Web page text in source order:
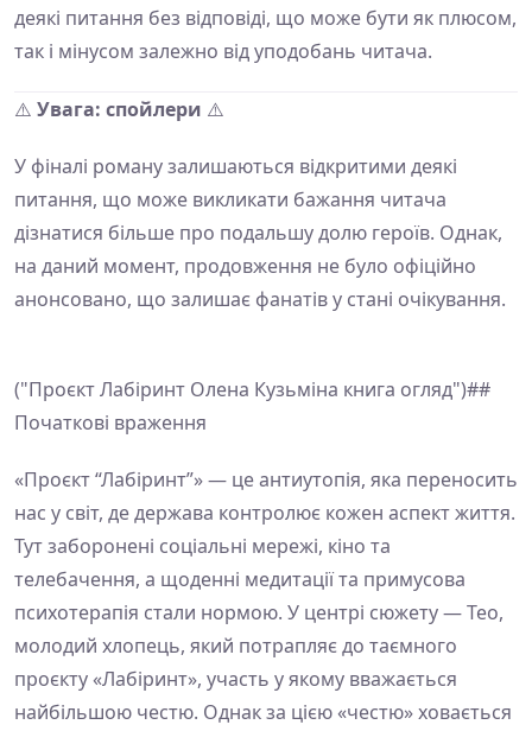
деякі питання без відповіді, що може бути як плюсом,
так і мінусом залежно від уподобань читача.
⚠️ Увага: спойлери ⚠️
У фіналі роману залишаються відкритими деякі
питання, що може викликати бажання читача
дізнатися більше про подальшу долю героїв. Однак,
на даний момент, продовження не було офіційно
анонсовано, що залишає фанатів у стані очікування.
("Проєкт Лабіринт Олена Кузьміна книга огляд")##
Початкові враження
«Проєкт “Лабіринт”» — це антиутопія, яка переносить
нас у світ, де держава контролює кожен аспект життя.
Тут заборонені соціальні мережі, кіно та
телебачення, а щоденні медитації та примусова
психотерапія стали нормою. У центрі сюжету — Тео,
молодий хлопець, який потрапляє до таємного
проєкту «Лабіринт», участь у якому вважається
найбільшою честю. Однак за цією «честю» ховається